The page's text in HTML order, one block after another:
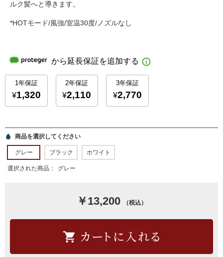
ルク髪へと導きます。
*HOTモード/風強/室温30度/ノズルなし
商品を選択してください
グレー ブラック ホワイト
選択された商品： グレー
￥13,200 （税込）